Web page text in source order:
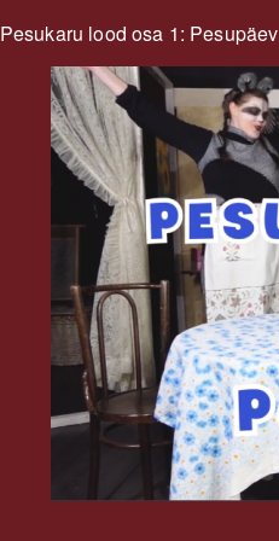
Pesukaru lood osa 1: Pesupäev